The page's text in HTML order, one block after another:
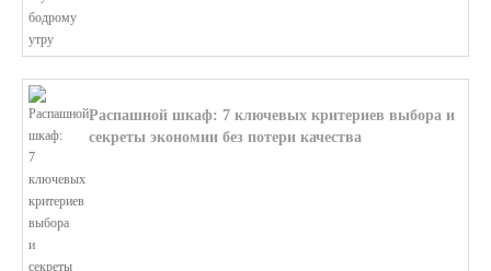
Распашной шкаф: 7 ключевых критериев выбора и
секреты экономии без потери качества